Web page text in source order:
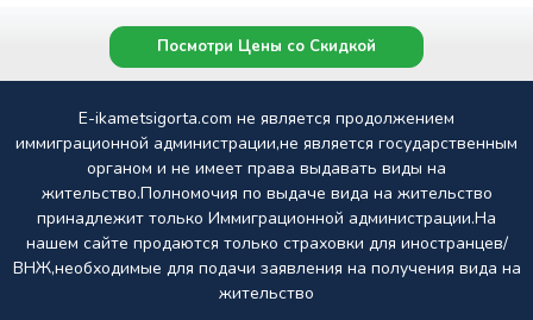
Посмотри Цены со Скидкой
E-ikametsigorta.com не является продолжением
иммиграционной администрации,не является государственным
органом и не имеет права выдавать виды на
жительство.Полномочия по выдаче вида на жительство
принадлежит только Иммиграционной администрации.На
нашем сайте продаются только страховки для иностранцев/
ВНЖ,необходимые для подачи заявления на получения вида на
жительство